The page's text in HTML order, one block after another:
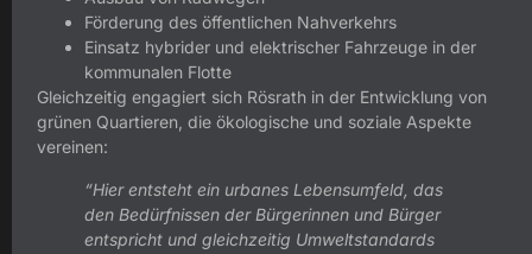
Förderung des öffentlichen Nahverkehrs
Einsatz hybrider und elektrischer Fahrzeuge in der
kommunalen Flotte
Gleichzeitig engagiert sich Rösrath in der Entwicklung von
grünen Quartieren, die ökologische und soziale Aspekte
vereinen:
“Hier entsteht ein urbanes Lebensumfeld, das
den Bedürfnissen der Bürgerinnen und Bürger
entspricht und gleichzeitig Umweltstandards